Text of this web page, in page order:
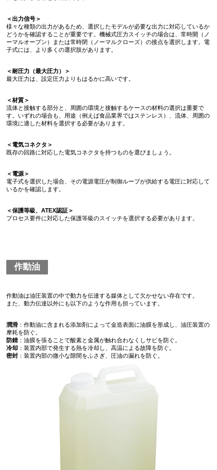
＜出力信号＞
様々な種類の出力があるため、選択したモデルが必要な出力に対応しているか
どうかを確認することが重要です。機械式圧力スイッチの場合は、常時開（ノ
ーマルオープン）または常時閉（ノーマルクローズ）の接点を選択します。電
子式には、より多くの選択肢があります。
＜耐圧力（最大圧力）＞
最大圧力は、設定圧力よりもはるかに高いです。
＜材質＞
流体と接触する部分と、周囲の環境と接触するケースの材料の選択は重要で
す。いずれの場合も、用途（例えば食品業界ではステンレス）、流体、周囲の
環境に適した材料を選択する必要があります。
＜電気コネクタ＞
既存の回路に対応した電気コネクタを持つものを選びましょう。
＜電源＞
電子式を選択した場合、その電源電圧が制御ループが供給する電圧に対応して
いるかを確認します。
＜保護等級、ATEX認証＞
プロセス要件に対応した保護等級のスイッチを選択する必要があります。
作動油
作動油は油圧装置の中で動力を伝達する媒体として欠かせない存在です。
また、動力伝達以外にも以下のような作用も担っています。
潤滑 ：作動油に含まれる添加剤によって金造表面に油膜を形成し、油圧装置の
摩耗を防ぐ。
防錆：油膜を張ることで酸素と金属が触れ合わなくしサビを防ぐ。
冷却 ：装置内部で発生する熱を冷却し、高温による故障を防ぐ。
密封 ：装置内部の微小な隙間をふさぎ、圧油の漏れを防ぐ。